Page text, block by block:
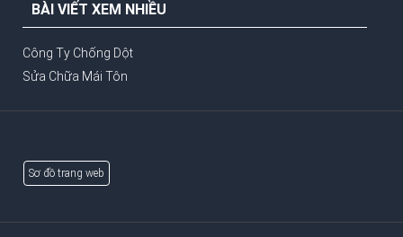
BÀI VIẾT XEM NHIỀU
Công Ty Chống Dột
Sửa Chữa Mái Tôn
Sơ đồ trang web